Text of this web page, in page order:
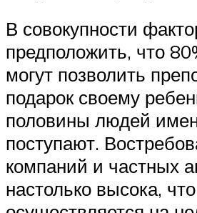
В совокупности
предположить, что
могут позволить
подарок своему
половины людей
поступают.
компаний и частных
настолько высока,